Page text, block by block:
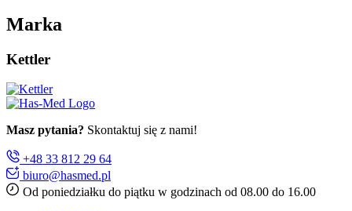
Marka
Kettler
Masz pytania? Skontaktuj się z nami!
+48 33 812 29 64
biuro@hasmed.pl
Od poniedziałku do piątku w godzinach od 08.00 do 16.00